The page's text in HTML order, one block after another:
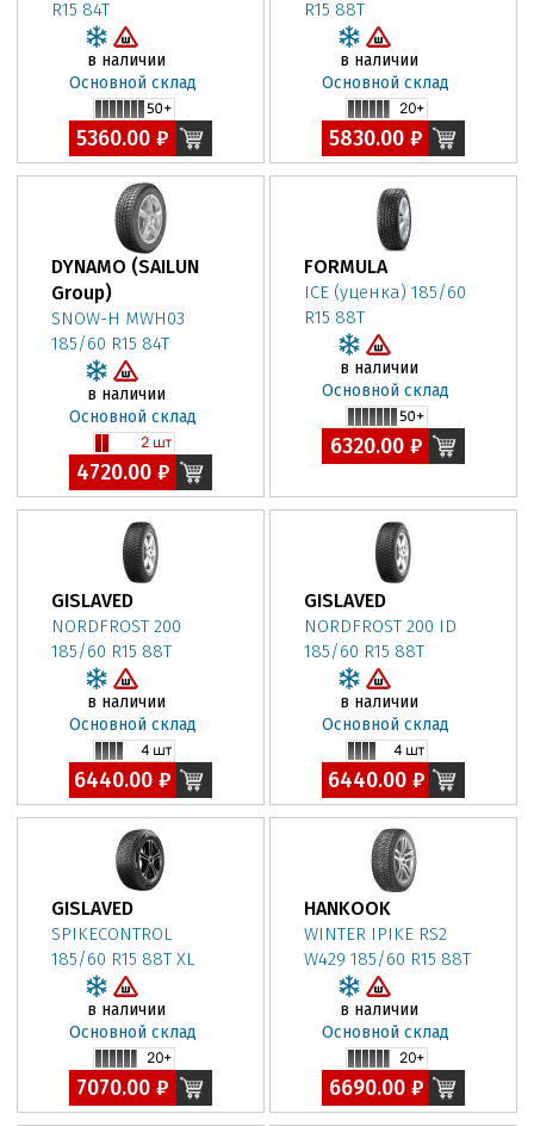
R15 84T
в наличии
Основной склад
5360.00 ₽
R15 88T
в наличии
Основной склад
5830.00 ₽
DYNAMO (SAILUN
Group)
SNOW-H MWH03
185/60 R15 84T
в наличии
Основной склад
4720.00 ₽
FORMULA
ICE (уценка) 185/60
R15 88T
в наличии
Основной склад
6320.00 ₽
GISLAVED
NORDFROST 200
185/60 R15 88T
в наличии
Основной склад
6440.00 ₽
GISLAVED
NORDFROST 200 ID
185/60 R15 88T
в наличии
Основной склад
6440.00 ₽
GISLAVED
SPIKECONTROL
185/60 R15 88T XL
в наличии
Основной склад
7070.00 ₽
HANKOOK
WINTER IPIKE RS2
W429 185/60 R15 88T
в наличии
Основной склад
6690.00 ₽